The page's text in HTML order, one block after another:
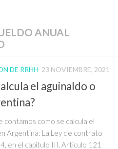
ANUAL
DE RRHH 23 NOVIEMBRE, 2021
el aguinaldo o
contamos como se calcula el
Argentina: La Ley de contrato
en el capitulo III, Articulo 121